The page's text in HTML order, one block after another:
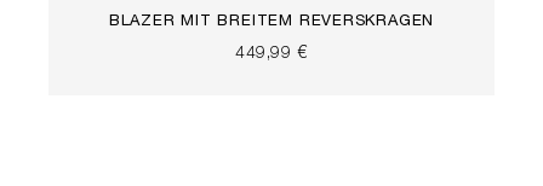
BLAZER MIT BREITEM REVERSKRAGEN
449,99 €